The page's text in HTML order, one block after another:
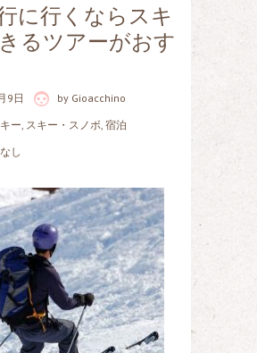
に行くならスキ
るツアーがおす
9日 by Gioacchino
ー スキー・スノボ 宿泊
し